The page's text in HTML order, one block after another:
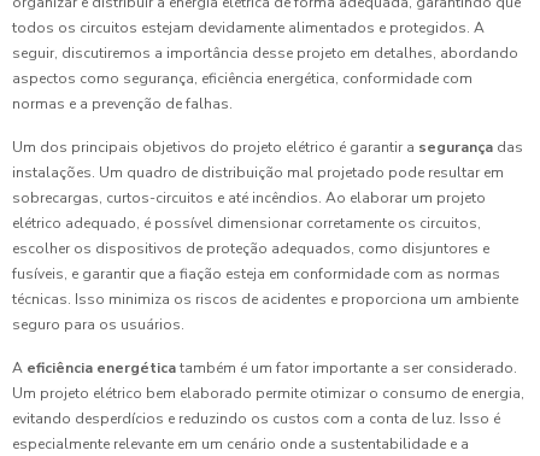
todos os circuitos estejam devidamente alimentados e protegidos. A
seguir, discutiremos a importância desse projeto em detalhes, abordando
aspectos como segurança, eficiência energética, conformidade com
normas e a prevenção de falhas.
Um dos principais objetivos do projeto elétrico é garantir a segurança das
instalações. Um quadro de distribuição mal projetado pode resultar em
sobrecargas, curtos-circuitos e até incêndios. Ao elaborar um projeto
elétrico adequado, é possível dimensionar corretamente os circuitos,
escolher os dispositivos de proteção adequados, como disjuntores e
fusíveis, e garantir que a fiação esteja em conformidade com as normas
técnicas. Isso minimiza os riscos de acidentes e proporciona um ambiente
seguro para os usuários.
A eficiência energéticatambém é um fator importante a ser considerado.
Um projeto elétrico bem elaborado permite otimizar o consumo de energia,
evitando desperdícios e reduzindo os custos com a conta de luz. Isso é
especialmente relevante em um cenário onde a sustentabilidade e a